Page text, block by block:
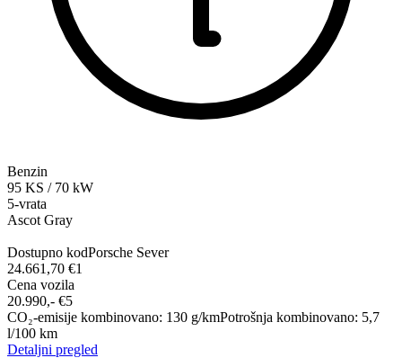
Benzin
95 KS / 70 kW
5-vrata
Ascot Gray
Dostupno kodPorsche Sever
24.661,70 €1
Cena vozila
20.990,-‍ €5
CO₂-emisije kombinovano: 130 g/kmPotrošnja kombinovano: 5,7
l/100 km
Detaljni pregled